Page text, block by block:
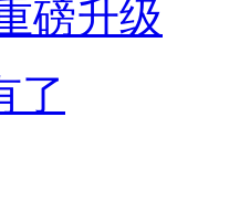
磅升级
了